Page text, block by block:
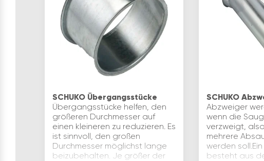
SCHUKO Übergangsstücke
Übergangsstücke helfen, den
größeren Durchmesser auf
einen kleineren zu reduzieren. Es
ist sinnvoll, den großen
Durchmesser möglichst lange
beizubehalten. Je größer der
SCHUKO
Abzweiger
wenn die
verzweigt,
mehrere
werden
besteht aus